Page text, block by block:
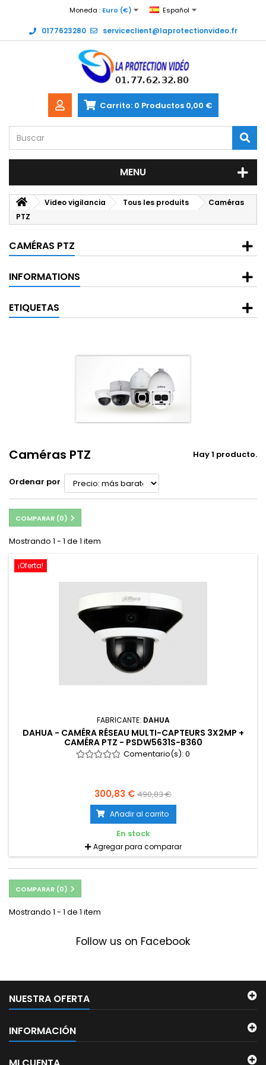
Moneda : Euro (€) Español
0177623280 serviceclient@laprotectionvideo.fr
Carrito: 0 Productos 0,00 €
MENU
Video vigilancia Tous les produits
Caméras
PTZ
CAMÉRAS PTZ
INFORMATIONS
ETIQUETAS
Caméras PTZ Hay 1 producto.
Ordenar por
COMPARAR (0)
Mostrando 1 - 1 de 1 item
¡Oferta!
FABRICANTE: DAHUA
DAHUA - CAMÉRA RÉSEAU MULTI-CAPTEURS 3X2MP +
CAMÉRA PTZ - PSDW5631S-B360
Comentario(s): 0
300,83 € 490,83 €
Añadir al carrito
En stock
Agregar para comparar
COMPARAR (0)
Mostrando 1 - 1 de 1 item
Follow us on Facebook
NUESTRA OFERTA
INFORMACIÓN